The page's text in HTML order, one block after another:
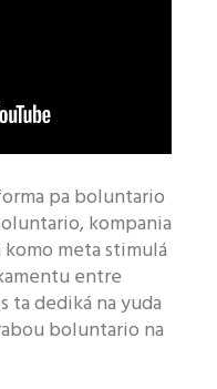
pa boluntario
kompania
meta stimulá
entre
ta dediká na yuda
boluntario na